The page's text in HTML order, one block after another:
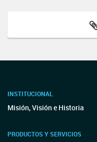
INSTITUCIONAL
Misión, Visión e Historia
PRODUCTOS Y SERVICIOS